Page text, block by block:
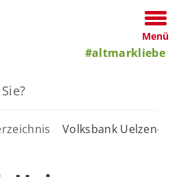
Menü
#altmarkliebe
Volksbank Uelzen-